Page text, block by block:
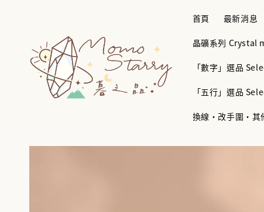
首頁 最新消息
晶礦系列 Crystal
「數字」選品
「五行」選品
換線・改手圍・